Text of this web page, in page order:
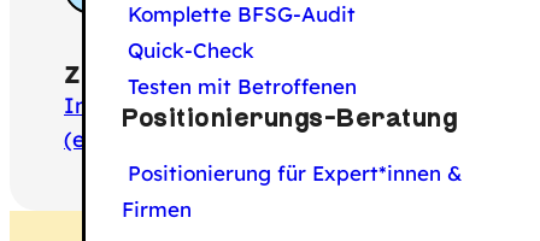
Komplette BFSG-Audit
Quick-Check
Testen mit Betroffenen
Positionierungs-Beratung
Positionierung für Expert*innen &
Firmen
Zum WCAG-Kriterium:
Informationen und Beziehungen
(englisch)